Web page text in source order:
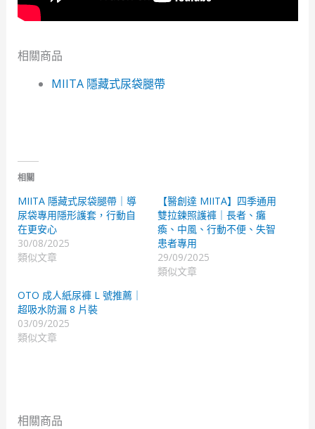
相關商品
MIITA 隱藏式尿袋腿帶
相關
MIITA 隱藏式尿袋腿帶｜導
尿袋專用隱形護套，行動自
在更安心
30/08/2025
類似文章
【醫創達 MIITA】四季通用
雙拉鍊照護褲｜長者、癱
瘓、中風、行動不便、失智
患者專用
29/09/2025
類似文章
OTO 成人紙尿褲 L 號推薦｜
超吸水防漏 8 片裝
03/09/2025
類似文章
相關商品